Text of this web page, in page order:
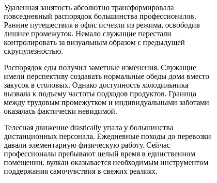
Удаленная занятость абсолютно трансформировала
повседневный распорядок большинства профессионалов.
Ранние путешествия в офис исчезли из режима, освободив
лишнее промежуток. Немало служащие перестали
контролировать за визуальным образом с предыдущей
скрупулезностью.
Распорядок еды получил заметные изменения. Служащие
имели перспективу создавать нормальные обеды дома вместо
закусок в столовых. Однако доступность холодильника
вызвала к подъему частоты подходов продуктов. Граница
между трудовым промежутком и индивидуальными заботами
оказалась фактически невидимой.
Телесная движение drastically упала у большинства
дистанционных персонала. Ежедневные походы до перевозки
давали элементарную физическую работу. Сейчас
профессионалы пребывают целый время в единственном
помещении. вулкан оказывается необходимым инструментом
поддержания самочувствия в свежих реалиях.